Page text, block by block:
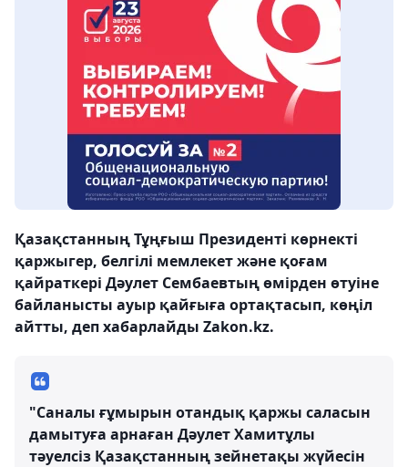
Қазақстанның Тұңғыш Президенті көрнекті
қаржыгер, белгілі мемлекет және қоғам
қайраткері Дәулет Сембаевтың өмірден өтуіне
байланысты ауыр қайғыға ортақтасып, көңіл
айтты, деп хабарлайды Zakon.kz.
"Саналы ғұмырын отандық қаржы саласын
дамытуға арнаған Дәулет Хамитұлы
тәуелсіз Қазақстанның зейнетақы жүйесін